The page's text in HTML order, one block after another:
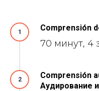
1 Comprensión
70 минут, 4
2 Comprensión
Аудирование